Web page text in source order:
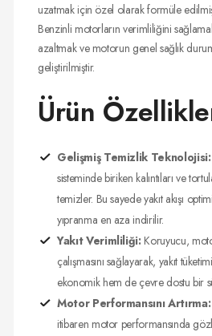
uzatmak için özel olarak formüle
Benzinli motorların verimliliğini
azaltmak ve motorun genel sağlık
geliştirilmiştir.
Ürün
Gelişmiş Temizlik Teknolojisi:
sisteminde biriken kalıntıları ve
temizler. Bu sayede yakıt akışı
yıpranma en aza indirilir.
Yakıt Verimliliği: Koruyucu,
çalışmasını sağlayarak, yakıt
ekonomik hem de çevre dostu bir
Motor Performansını Artırma:
itibaren motor performansında